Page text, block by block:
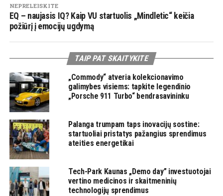
NEPRELEISKITE
EQ – naujasis IQ? Kaip VU startuolis „Mindletic“ keičia
požiūrį į emocijų ugdymą
TAIP PAT SKAITYKITE
„Commody“ atveria kolekcionavimo
galimybes visiems: tapkite legendinio
„Porsche 911 Turbo“ bendrasavininku
Palanga trumpam taps inovacijų sostine:
startuoliai pristatys pažangius sprendimus
ateities energetikai
Tech-Park Kaunas „Demo day” investuotojai
vertino medicinos ir skaitmeninių
technologijų sprendimus